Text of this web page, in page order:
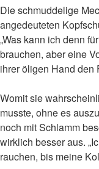
Die schmuddelige
angedeuteten
„Was kann ich denn
brauchen, aber eine
ihrer öligen Hand den
Womit sie
musste, ohne es
noch mit Schlamm
wirklich besser aus.
rauchen, bis meine